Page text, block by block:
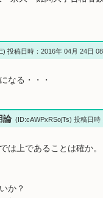
投稿日時：2016年 04月 24日
なる・・・
論 (ID:cAWPxRSojTs) 投稿日
は上であることは確か。
か？